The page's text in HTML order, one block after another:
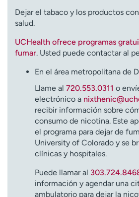
Dejar el tabaco y los productos
salud.
UCHealth ofrece programas
fumar. Usted puede contactar al
En el área metropolitana de
Llame al 720.553.0311 o
electrónico a
recibir información sobre
consumo de nicotina. Este
el programa para dejar de
University of Colorado y se
clínicas y hospitales.
Puede llamar al
información y agendar una
ambulatorio para dejar la